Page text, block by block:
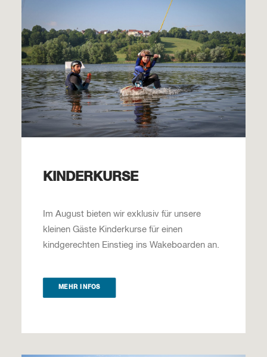
KINDERKURSE
Im August bieten wir exklusiv für unsere
kleinen Gäste Kinderkurse für einen
kindgerechten Einstieg ins Wakeboarden an.
MEHR INFOS